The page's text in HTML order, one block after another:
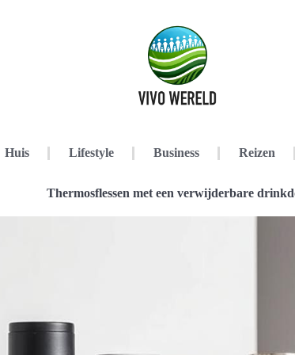
Huis Lifestyle Business Reizen
Thermosflessen met een verwijderbare